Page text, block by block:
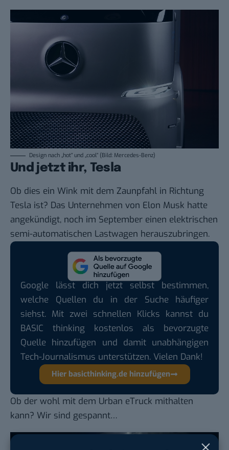
Design nach „hot“ und „cool“ (Bild: Mercedes-Benz)
Und jetzt ihr, Tesla
Ob dies ein Wink mit dem Zaunpfahl in Richtung
Tesla ist? Das Unternehmen von Elon Musk hatte
angekündigt, noch im September einen elektrischen
semi-automatischen Lastwagen herauszubringen.
Google lässt dich jetzt selbst bestimmen,
welche Quellen du in der Suche häufiger
siehst. Mit zwei schnellen Klicks kannst du
BASIC thinking kostenlos als bevorzugte
Quelle hinzufügen und damit unabhängigen
Tech-Journalismus unterstützen. Vielen Dank!
Hier basicthinking.de hinzufügen
Ob der wohl mit dem Urban eTruck mithalten
kann? Wir sind gespannt…